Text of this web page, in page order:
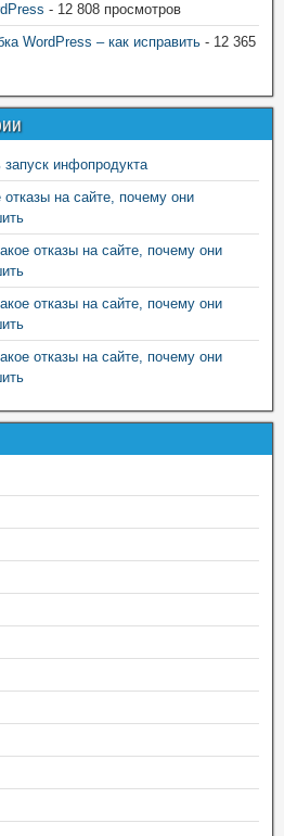
- 12 808 просмотров
WordPress – как исправить - 12 365
запуск инфопродукта
отказы на сайте, почему они
отказы на сайте, почему они
отказы на сайте, почему они
отказы на сайте, почему они